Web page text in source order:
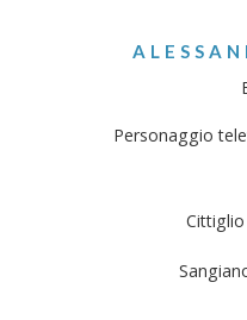
Personaggio
Cittiglio